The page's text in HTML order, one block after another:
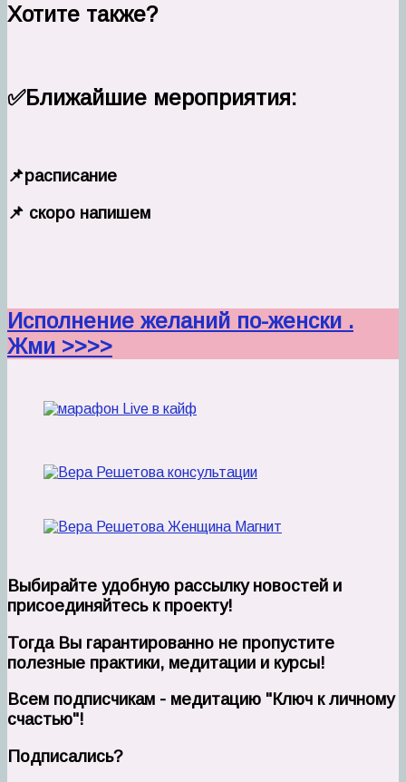
Хотите также?
✅Ближайшие мероприятия:
‌‌‌‌📌расписание
‌‌‌‌📌 скоро напишем
Исполнение желаний по-женски .
Жми >>>>
Выбирайте удобную рассылку новостей и
присоединяйтесь к проекту!
Тогда Вы гарантированно не пропустите
полезные практики, медитации и курсы!
Всем подписчикам - медитацию "Ключ к личному
счастью"!
Подписались?